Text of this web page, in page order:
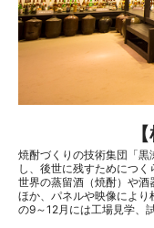
焼酎づくりの技術集団「
し、後世に残すためにつく
世界の蒸留酒（焼酎）や
ほか、パネルや映像によ
の9～12月には工場見学、